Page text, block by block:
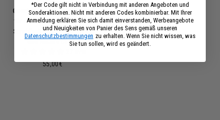
Geschenkset Gesichtspflege
für Damen Anti-Aging Lift &
Straffheit - Gezieltes Serum
und leichte Creme
55,00€5
*Der Code gilt nicht in Verbindung mit anderen Angeboten und
Sonderaktionen. Nicht mit anderen Codes kombinierbar. Mit Ihrer
Anmeldung erklären Sie sich damit einverstanden, Werbeangebote
und Neuigkeiten von Panier des Sens gemäß unseren
Datenschutzbestimmungen zu erhalten. Wenn Sie nicht wissen, was
Sie tun sollen, wird es geändert.